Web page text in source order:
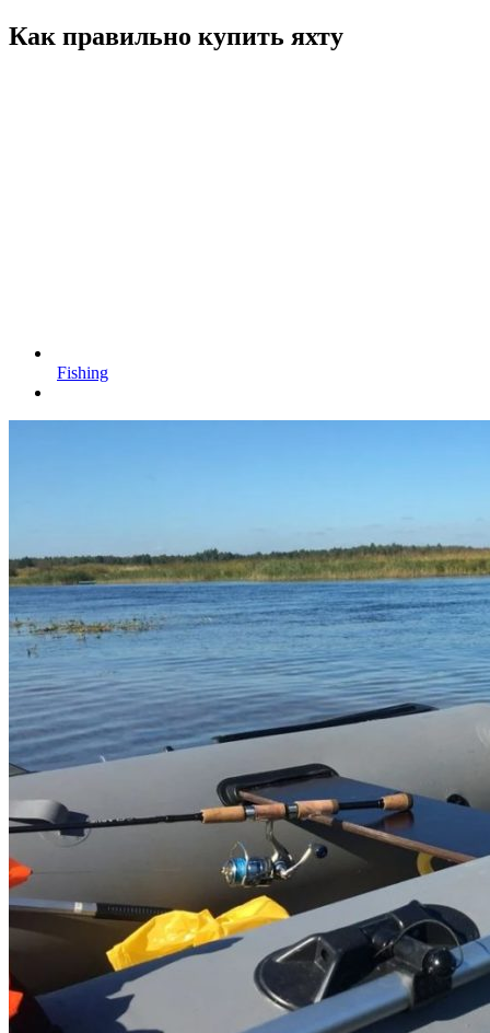
Как правильно купить яхту
Fishing